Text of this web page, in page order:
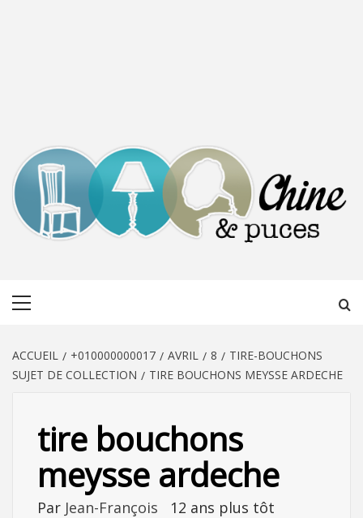
ACCUEIL +010000000017 AVRIL 8
TIRE-BOUCHONS
SUJET DE COLLECTION
TIRE BOUCHONS MEYSSE ARDECHE
tire bouchons
meysse ardeche
Par Jean-François 12 ans plus tôt